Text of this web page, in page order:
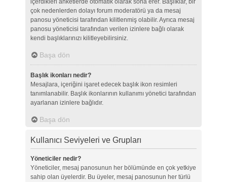
içerdikleri anketlerde otomatik olarak sona erer. Başlıklar, bir
çok nedenlerden dolayı forum moderatörü ya da mesaj
panosu yöneticisi tarafından kilitlenmiş olabilir. Ayrıca mesaj
panosu yöneticisi tarafından verilen izinlere bağlı olarak
kendi başlıklarınızı kilitleyebilirsiniz.
Başa dön
Başlık ikonları nedir?
Mesajlara, içeriğini işaret edecek başlık ikon resimleri
tanımlanabilir. Başlık ikonlarının kullanımı yönetici tarafından
ayarlanan izinlere bağlıdır.
Başa dön
Kullanıcı Seviyeleri ve Grupları
Yöneticiler nedir?
Yöneticiler, mesaj panosunun her bölümünde en çok yetkiye
sahip olan üyelerdir. Bu üyeler, mesaj panosunun her türlü